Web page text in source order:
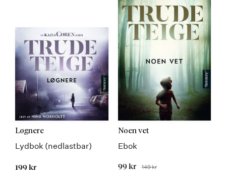
Løgnere
Lydbok (nedlastbar)
199 kr
Noen vet
Ebok
Tilbudspris
99 kr Før
149 kr